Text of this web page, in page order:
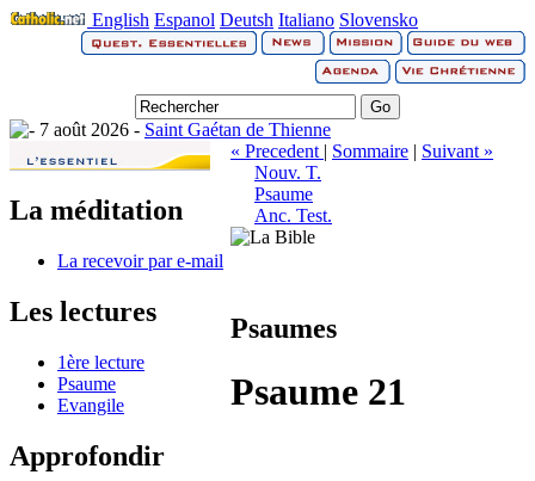
English Espanol Deutsh Italiano Slovensko
7 août 2026 - Saint Gaétan de Thienne
La méditation
La recevoir par e-mail
Les lectures
1ère lecture
Psaume
Evangile
Approfondir
« Precedent | Sommaire | Suivant »
Nouv. T.
Psaume
Anc. Test.
Psaumes
Psaume 21